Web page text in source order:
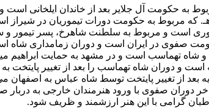
آل جلایر بعد از خاندان ایلخانی است و قرن 8 را شامل
مربوط به سلطنت شاهرخ، پسر تیمور و سلطان حسین
صفوی در ایران است و دوران زمامداری شاه
شاه تهماسب است و در مشهد به حمایت ابراهیم
و دوران شاه تهماسب را بعد از تغییر
از تغییر پایتخت توسط شاه عباس به اصفهان
دوران صفوی با ورود هنرمندان خارجی به دربار
گرامی با این هنر ارزشمند و ظریف شود.